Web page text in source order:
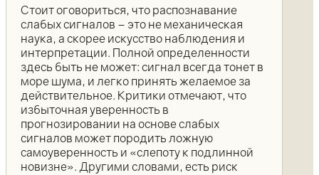
Стоит оговориться, что распознавание
слабых сигналов – это не механическая
наука, а скорее искусство наблюдения и
интерпретации. Полной определенности
здесь быть не может: сигнал всегда тонет в
море шума, и легко принять желаемое за
действительное. Критики отмечают, что
избыточная уверенность в
прогнозировании на основе слабых
сигналов может породить ложную
самоуверенность и «слепоту к подлинной
новизне». Другими словами, есть риск